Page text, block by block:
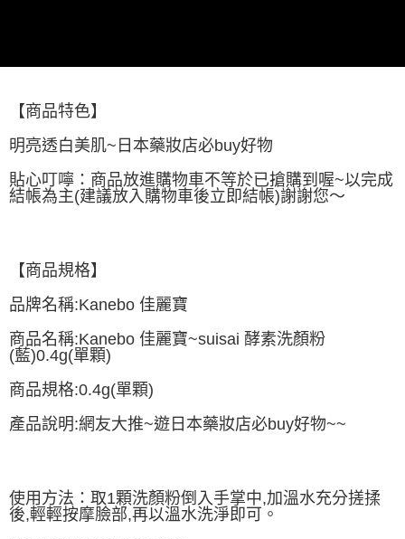
每筆NT$80，滿NT$799(含以上)免運費
宅配
【商品特色】
明亮透白美肌~日本藥妝店必buy好物
貼心叮嚀：商品放進購物車不等於已搶購到喔~以完成
結帳為主(建議放入購物車後立即結帳)謝謝您～
【商品規格】
品牌名稱:Kanebo 佳麗寶
商品名稱:Kanebo 佳麗寶~suisai 酵素洗顏粉
(藍)0.4g(單顆)
商品規格:0.4g(單顆)
產品說明:網友大推~遊日本藥妝店必buy好物~~
使用方法：取1顆洗顏粉倒入手掌中,加溫水充分搓揉
後,輕輕按摩臉部,再以溫水洗淨即可。